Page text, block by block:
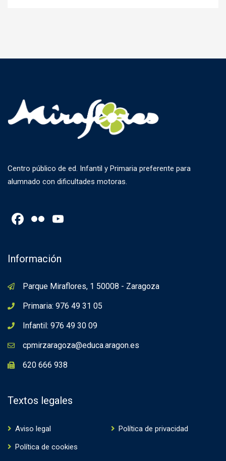
Centro público de ed. Infantil y Primaria preferente para
alumnado con dificultades motoras.
Facebook
Flickr
Información
Parque Miraflores, 1 50008 - Zaragoza
Primaria: 976 49 31 05
Infantil: 976 49 30 09
cpmirzaragoza@educa.aragon.es
620 666 938
Textos legales
Aviso legal
Política de privacidad
Política de cookies